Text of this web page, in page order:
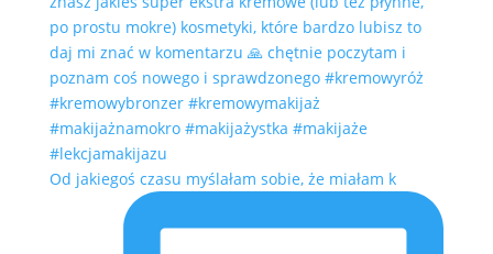
Od jakiegoś czasu myślałam sobie, że miałam k